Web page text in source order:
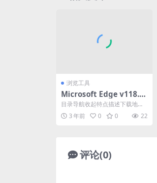
浏览工具
Microsoft Edge v118.0.
2088.69 便携增强版
目录导航收起特点描述下载地址
目录导航收起特点描述下载地址
Microsoft Ed...
3 年前 0 0 22
评论(0)